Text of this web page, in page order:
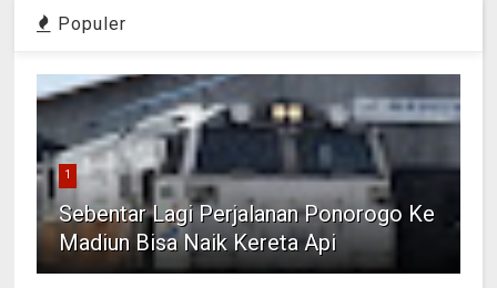
Populer
1
Sebentar Lagi Perjalanan Ponorogo Ke
Madiun Bisa Naik Kereta Api